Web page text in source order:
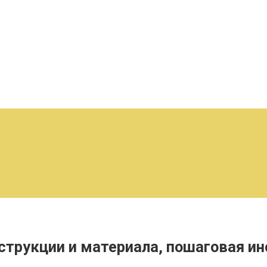
и материала, пошаговая